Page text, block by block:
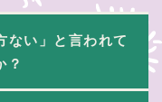
ない」と言われて
？